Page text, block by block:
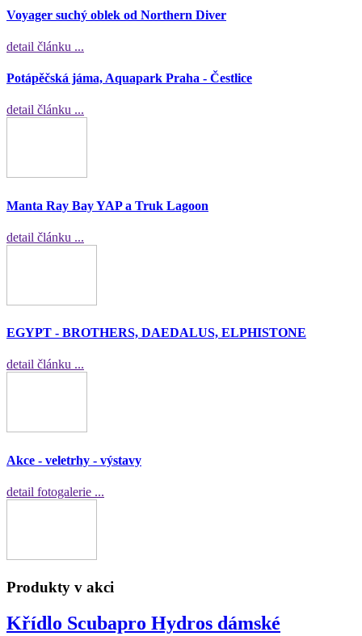
Voyager suchý oblek od Northern Diver
detail článku ...
Potápěčská jáma, Aquapark Praha - Čestlice
detail článku ...
Manta Ray Bay YAP a Truk Lagoon
detail článku ...
EGYPT - BROTHERS, DAEDALUS, ELPHISTONE
detail článku ...
Akce - veletrhy - výstavy
detail fotogalerie ...
Produkty v akci
Křídlo Scubapro Hydros dámské